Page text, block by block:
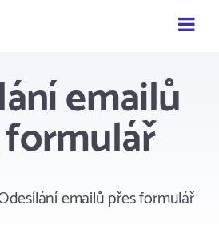
emailů
emailů přes formulář